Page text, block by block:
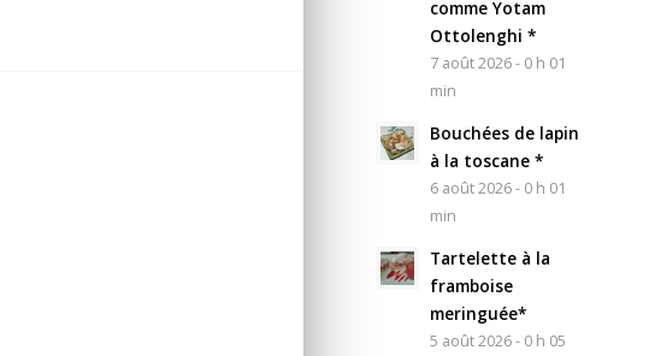
comme Yotam
Ottolenghi *
7 août 2026 - 0 h 01
min
Bouchées de lapin
à la toscane *
6 août 2026 - 0 h 01
min
Tartelette à la
framboise
meringuée*
5 août 2026 - 0 h 05